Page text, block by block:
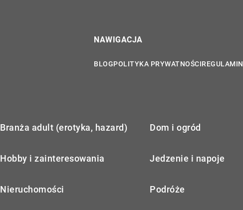
NAWIGACJA
BLOGPOLITYKA PRYWATNOŚCIREGULAMIN
Branża adult (erotyka, hazard) Dom i ogród
Hobby i zainteresowania Jedzenie i napoje
Nieruchomości Podróże